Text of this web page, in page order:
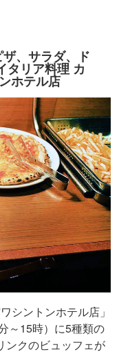
、サラダ、ド
タリア料理 カ
ホテル店
シントンホテル店」
～15時）に5種類の
ンクのビュッフェが